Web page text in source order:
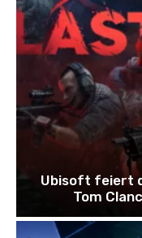
Ubisoft feiert
Tom